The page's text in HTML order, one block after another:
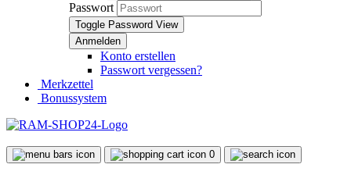
Passwort
Toggle Password View
Konto erstellen
Passwort vergessen?
Merkzettel
Bonussystem
0